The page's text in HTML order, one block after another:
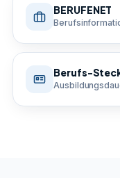
BERUFENET
Berufs-